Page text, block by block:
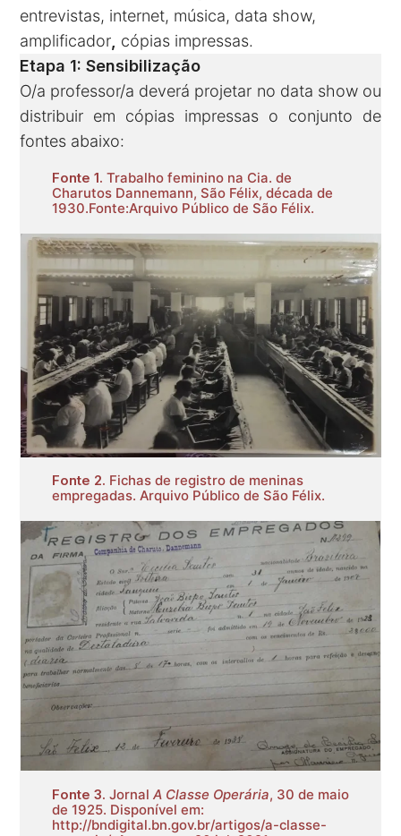
entrevistas, internet, música, data show,
amplificador, cópias impressas.
Etapa 1: Sensibilização
O/a professor/a deverá projetar no data show ou
distribuir em cópias impressas o conjunto de
fontes abaixo:
Fonte 1. Trabalho feminino na Cia. de
Charutos Dannemann, São Félix, década de
1930.Fonte:Arquivo Público de São Félix.
Fonte 2. Fichas de registro de meninas
empregadas. Arquivo Público de São Félix.
Fonte 3. Jornal A Classe Operária, 30 de maio
de 1925. Disponível em:
http://bndigital.bn.gov.br/artigos/a-classe-